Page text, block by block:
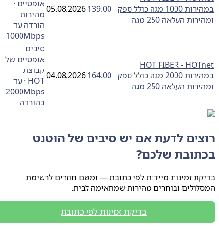
במהירות 1000 מגה כולל ספק
העלאה 250 מגה
139.00
05.08.2026אופטיים ·
מהירות
הורדה עד
1000Mbps
HOTnet ‏- ‏HOT FIBER
במהירות 2000 מגה כולל ספק
העלאה 250 מגה
164.00
04.08.2026
סיבים
אופטיים של
קבוצת
HOT · עד
2000Mbps
בהורדה
לדעת אם יש סיבים של הוטנט
שלכם?
זמינות מיידית לפי כתובת — ומשם חוזרים לרשימת
ובוחרים מהירות שמתאימה לבית.
בדיקת זמינות לפי כתובת